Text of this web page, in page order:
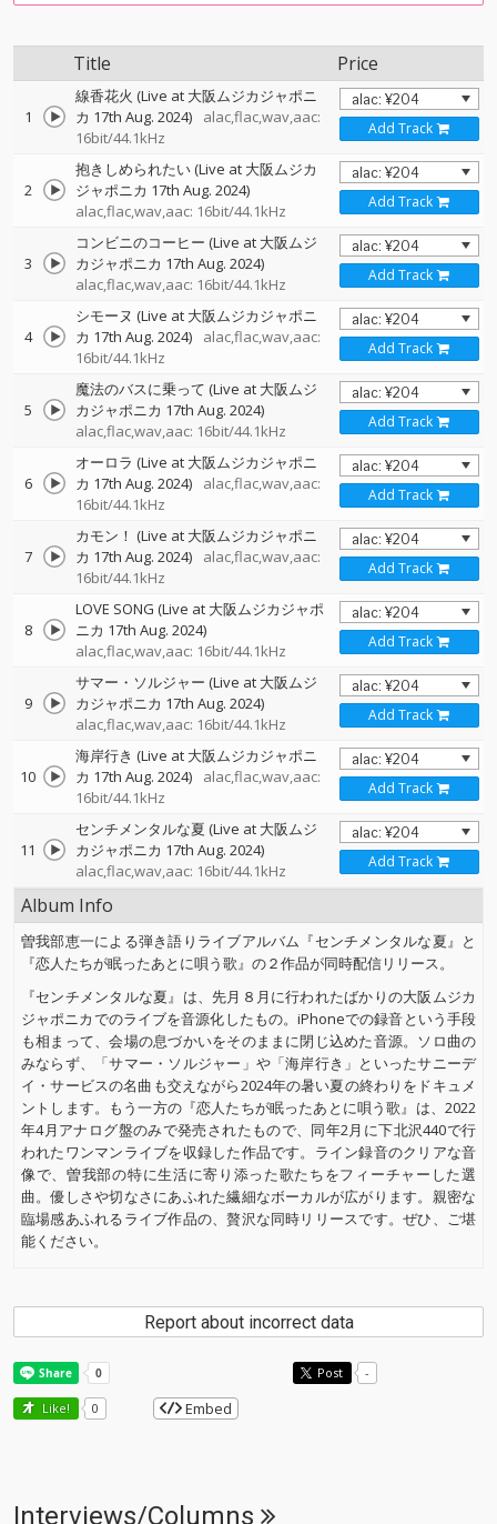
Title Price
1
線香花火 (Live at 大阪ムジカジャポニ
カ 17th Aug. 2024)
alac,flac,wav,aac:
16bit/44.1kHz
Add Track
2
抱きしめられたい (Live at 大阪ムジカ
ジャポニカ 17th Aug. 2024)
alac,flac,wav,aac: 16bit/44.1kHz
Add Track
3
コンビニのコーヒー (Live at 大阪ムジ
カジャポニカ 17th Aug. 2024)
alac,flac,wav,aac: 16bit/44.1kHz
Add Track
4
シモーヌ (Live at 大阪ムジカジャポニ
カ 17th Aug. 2024)
alac,flac,wav,aac:
16bit/44.1kHz
Add Track
5
魔法のバスに乗って (Live at 大阪ムジ
カジャポニカ 17th Aug. 2024)
alac,flac,wav,aac: 16bit/44.1kHz
Add Track
6
オーロラ (Live at 大阪ムジカジャポニ
カ 17th Aug. 2024)
alac,flac,wav,aac:
16bit/44.1kHz
Add Track
7
カモン！ (Live at 大阪ムジカジャポニ
カ 17th Aug. 2024)
alac,flac,wav,aac:
16bit/44.1kHz
Add Track
8
LOVE SONG (Live at 大阪ムジカジャポ
ニカ 17th Aug. 2024)
alac,flac,wav,aac: 16bit/44.1kHz
Add Track
9
サマー・ソルジャー (Live at 大阪ムジ
カジャポニカ 17th Aug. 2024)
alac,flac,wav,aac: 16bit/44.1kHz
Add Track
10
海岸行き (Live at 大阪ムジカジャポニ
カ 17th Aug. 2024)
alac,flac,wav,aac:
16bit/44.1kHz
Add Track
11
センチメンタルな夏 (Live at 大阪ムジ
カジャポニカ 17th Aug. 2024)
alac,flac,wav,aac: 16bit/44.1kHz
Add Track
Album Info
曽我部恵一による弾き語りライブアルバム『センチメンタルな夏』と
『恋人たちが眠ったあとに唄う歌』の２作品が同時配信リリース。
『センチメンタルな夏』は、先月８月に行われたばかりの大阪ムジカ
ジャポニカでのライブを音源化したもの。iPhoneでの録音という手段
も相まって、会場の息づかいをそのままに閉じ込めた音源。ソロ曲の
みならず、「サマー・ソルジャー」や「海岸行き」といったサニーデ
イ・サービスの名曲も交えながら2024年の暑い夏の終わりをドキュメ
ントします。もう一方の『恋人たちが眠ったあとに唄う歌』は、2022
年4月アナログ盤のみで発売されたもので、同年2月に下北沢440で行
われたワンマンライブを収録した作品です。ライン録音のクリアな音
像で、曽我部の特に生活に寄り添った歌たちをフィーチャーした選
曲。優しさや切なさにあふれた繊細なボーカルが広がります。親密な
臨場感あふれるライブ作品の、贅沢な同時リリースです。ぜひ、ご堪
能ください。
Report about incorrect data
Post -
Like! 0 Embed
Interviews/Columns